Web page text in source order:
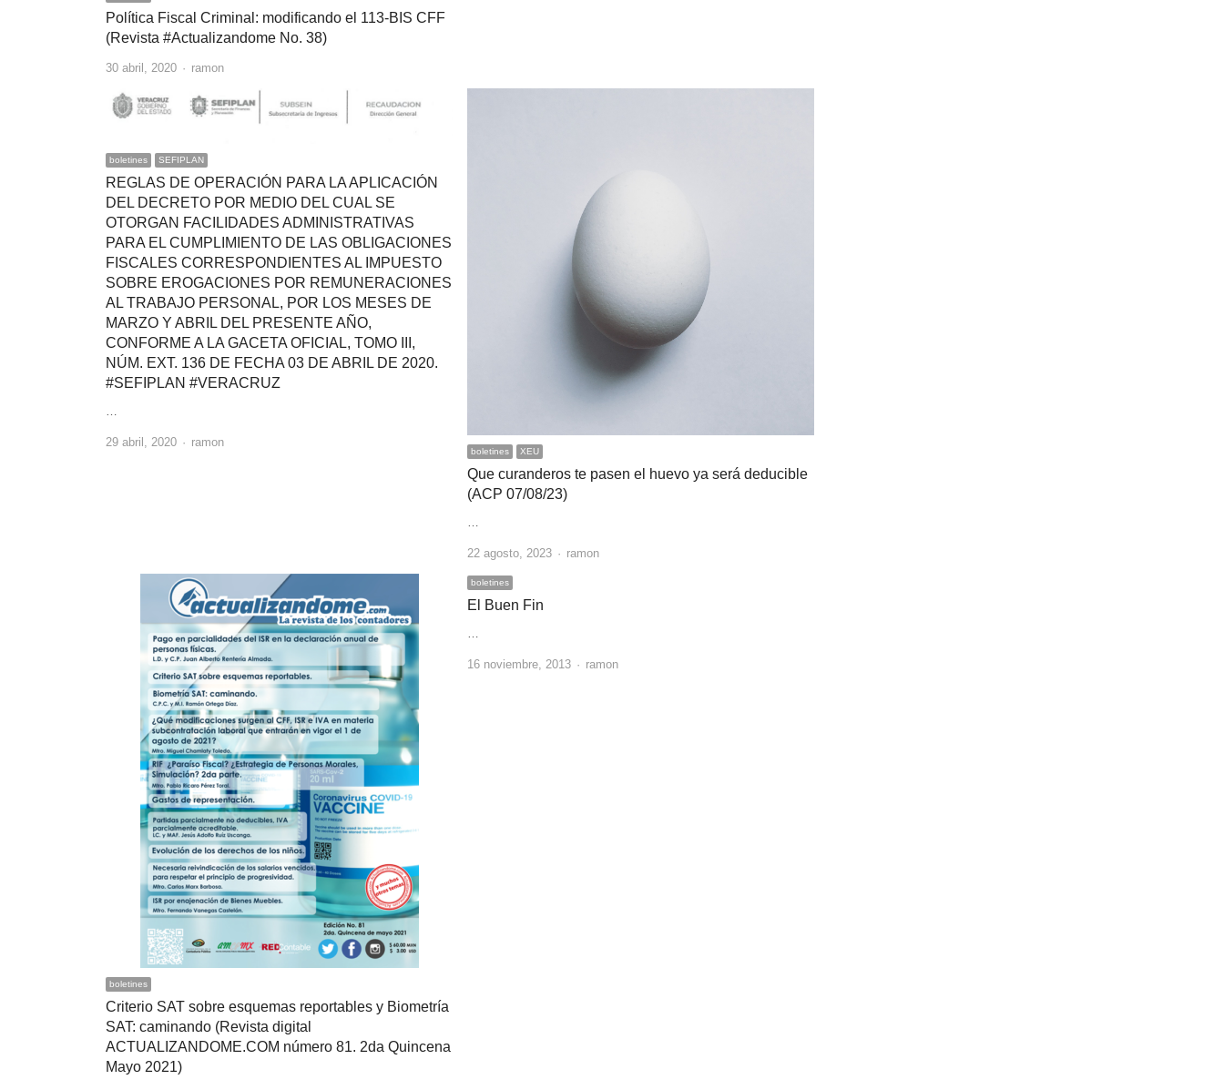
Política Fiscal Criminal: modificando el 113-BIS CFF
(Revista #Actualizandome No. 38)
30 abril, 2020 Author
ramon
boletines SEFIPLAN
REGLAS DE OPERACIÓN PARA LA APLICACIÓN
DEL DECRETO POR MEDIO DEL CUAL SE
OTORGAN FACILIDADES ADMINISTRATIVAS
PARA EL CUMPLIMIENTO DE LAS OBLIGACIONES
FISCALES CORRESPONDIENTES AL IMPUESTO
SOBRE EROGACIONES POR REMUNERACIONES
AL TRABAJO PERSONAL, POR LOS MESES DE
MARZO Y ABRIL DEL PRESENTE AÑO,
CONFORME A LA GACETA OFICIAL, TOMO III,
NÚM. EXT. 136 DE FECHA 03 DE ABRIL DE 2020.
#SEFIPLAN #VERACRUZ
29 abril, 2020 Author
ramon
boletines XEU
Que curanderos te pasen el huevo ya será deducible
(ACP 07/08/23)
…
22 agosto, 2023 Author
ramon
boletines
Criterio SAT sobre esquemas reportables y Biometría
SAT: caminando (Revista digital
ACTUALIZANDOME.COM número 81. 2da Quincena
Mayo 2021)
boletines
El Buen Fin
…
16 noviembre, 2013 Author
ramon